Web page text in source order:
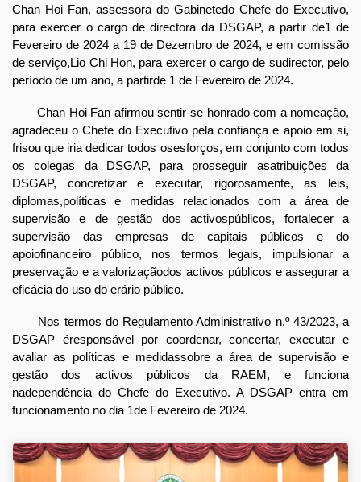
Chan Hoi Fan, assessora do Gabinetedo Chefe do Executivo,
para exercer o cargo de directora da DSGAP, a partir de1 de
Fevereiro de 2024 a 19 de Dezembro de 2024, e em comissão
de serviço,Lio Chi Hon, para exercer o cargo de sudirector, pelo
período de um ano, a partirde 1 de Fevereiro de 2024.
Chan Hoi Fan afirmou sentir-se honrado com a nomeação,
agradeceu o Chefe do Executivo pela confiança e apoio em si,
frisou que iria dedicar todos osesforços, em conjunto com todos
os colegas da DSGAP, para prosseguir asatribuições da
DSGAP, concretizar e executar, rigorosamente, as leis,
diplomas,políticas e medidas relacionados com a área de
supervisão e de gestão dos activospúblicos, fortalecer a
supervisão das empresas de capitais públicos e do
apoiofinanceiro público, nos termos legais, impulsionar a
preservação e a valorizaçãodos activos públicos e assegurar a
eficácia do uso do erário público.
Nos termos do Regulamento Administrativo n.º 43/2023, a
DSGAP éresponsável por coordenar, concertar, executar e
avaliar as políticas e medidassobre a área de supervisão e
gestão dos activos públicos da RAEM, e funciona
nadependência do Chefe do Executivo. A DSGAP entra em
funcionamento no dia 1de Fevereiro de 2024.